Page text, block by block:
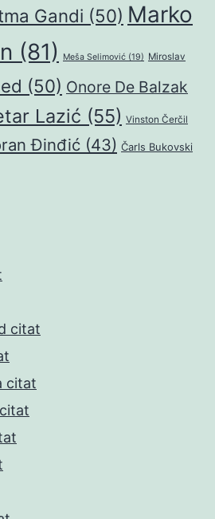
Gandi (50) Marko
(81) Meša Selimović (19) Miroslav
(50) Onore De Balzak
Lazić (55) Vinston Čerčil
Đinđić (43) Čarls Bukovski
citat
citat